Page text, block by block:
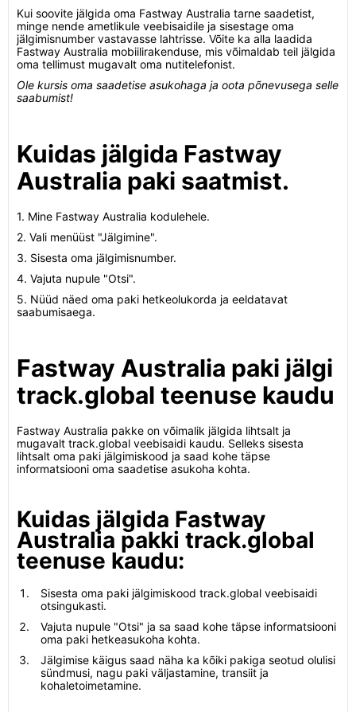
Kui soovite jälgida oma Fastway Australia tarne saadetist,
minge nende ametlikule veebisaidile ja sisestage oma
jälgimisnumber vastavasse lahtrisse. Võite ka alla laadida
Fastway Australia mobiilirakenduse, mis võimaldab teil jälgida
oma tellimust mugavalt oma nutitelefonist.
Ole kursis oma saadetise asukohaga ja oota põnevusega selle
saabumist!
Kuidas jälgida Fastway
Australia paki saatmist.
1. Mine Fastway Australia kodulehele.
2. Vali menüüst "Jälgimine".
3. Sisesta oma jälgimisnumber.
4. Vajuta nupule "Otsi".
5. Nüüd näed oma paki hetkeolukorda ja eeldatavat
saabumisaega.
Fastway Australia paki jälgi
track.global teenuse kaudu
Fastway Australia pakke on võimalik jälgida lihtsalt ja
mugavalt track.global veebisaidi kaudu. Selleks sisesta
lihtsalt oma paki jälgimiskood ja saad kohe täpse
informatsiooni oma saadetise asukoha kohta.
Kuidas jälgida Fastway
Australia pakki track.global
teenuse kaudu:
Sisesta oma paki jälgimiskood track.global veebisaidi
otsingukasti.
Vajuta nupule "Otsi" ja sa saad kohe täpse informatsiooni
oma paki hetkeasukoha kohta.
Jälgimise käigus saad näha ka kõiki pakiga seotud olulisi
sündmusi, nagu paki väljastamine, transiit ja
kohaletoimetamine.